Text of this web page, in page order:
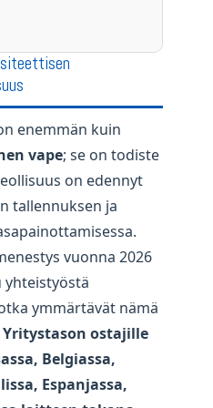
enemmän kuin
vape; se on todiste
on edennyt
tallennuksen ja
vuonna 2026
yhteistyöstä
ymmärtävät nämä
Yritystason ostajille
Belgiassa,
Espanjassa,